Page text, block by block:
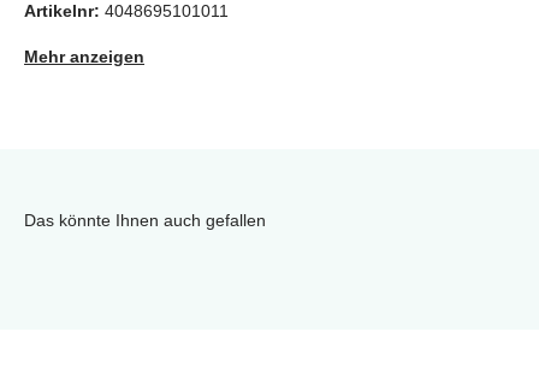
Artikelnr: 4048695101011
Mehr anzeigen
Das könnte Ihnen auch gefallen